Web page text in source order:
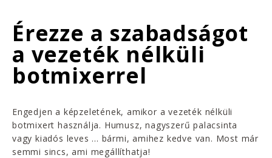
Érezze a szabadságot
a vezeték nélküli
botmixerrel
Engedjen a képzeletének, amikor a vezeték nélküli
botmixert használja. Humusz, nagyszerű palacsinta
vagy kiadós leves ... bármi, amihez kedve van. Most már
semmi sincs, ami megállíthatja!